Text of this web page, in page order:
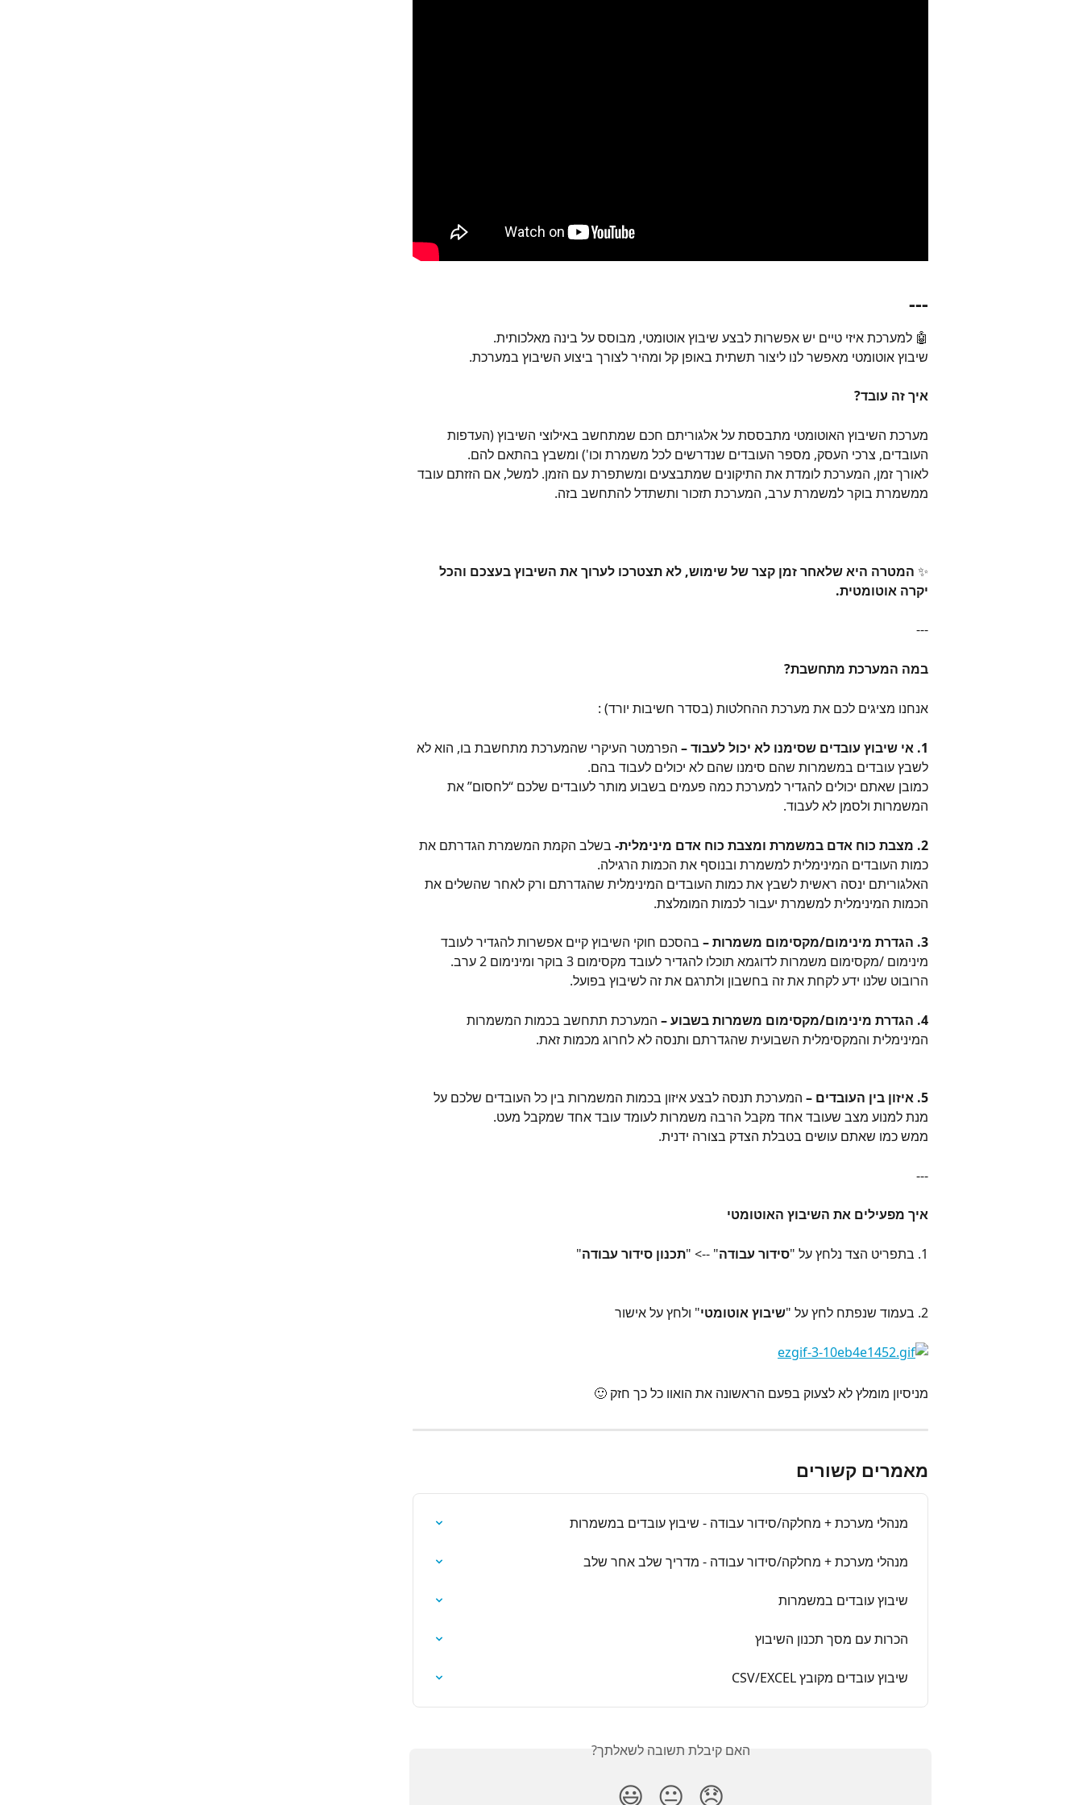
---
🤖 למערכת איזי טיים יש אפשרות לבצע שיבוץ אוטומטי, מבוסס על בינה מאלכותית.
שיבוץ אוטומטי מאפשר לנו ליצור תשתית באופן קל ומהיר לצורך ביצוע השיבוץ במערכת.
איך זה עובד?
מערכת השיבוץ האוטומטי מתבססת על אלגוריתם חכם שמתחשב באילוצי השיבוץ (העדפות
העובדים, צרכי העסק, מספר העובדים שנדרשים לכל משמרת וכו') ומשבץ בהתאם להם.
לאורך זמן, המערכת לומדת את התיקונים שמתבצעים ומשתפרת עם הזמן. למשל, אם הזזתם עובד
ממשמרת בוקר למשמרת ערב, המערכת תזכור ותשתדל להתחשב בזה.
✨ המטרה היא שלאחר זמן קצר של שימוש, לא תצטרכו לערוך את השיבוץ בעצכם והכל
יקרה אוטומטית.
---
במה המערכת מתחשבת?
אנחנו מציגים לכם את מערכת ההחלטות (בסדר חשיבות יורד) :
1. אי שיבוץ עובדים שסימנו לא יכול לעבוד –
הפרמטר העיקרי שהמערכת מתחשבת בו, הוא לא
לשבץ עובדים במשמרות שהם סימנו שהם לא יכולים לעבוד בהם.
כמובן שאתם יכולים להגדיר למערכת כמה פעמים בשבוע מותר לעובדים שלכם “לחסום” את
המשמרות ולסמן לא לעבוד.
2. מצבת כוח אדם במשמרת ומצבת כוח אדם מינימלית-
בשלב הקמת המשמרת הגדרתם את
כמות העובדים המינימלית למשמרת ובנוסף את הכמות הרגילה.
האלגוריתם ינסה ראשית לשבץ את כמות העובדים המינימלית שהגדרתם ורק לאחר שהשלים את
הכמות המינימלית למשמרת יעבור לכמות המומלצת.
3. הגדרת מינימום/מקסימום משמרות –
בהסכם חוקי השיבוץ קיים אפשרות להגדיר לעובד
מינימום /מקסימום משמרות לדוגמא תוכלו להגדיר לעובד מקסימום 3 בוקר ומינימום 2 ערב.
הרובוט שלנו ידע לקחת את זה בחשבון ולתרגם את זה לשיבוץ בפועל.
4. הגדרת מינימום/מקסימום משמרות בשבוע –
המערכת תתחשב בכמות המשמרות
המינימלית והמקסימלית השבועית שהגדרתם ותנסה לא לחרוג מכמות זאת.
5. איזון בין העובדים –
המערכת תנסה לבצע איזון בכמות המשמרות בין כל העובדים שלכם על
מנת למנוע מצב שעובד אחד מקבל הרבה משמרות לעומד עובד אחד שמקבל מעט.
ממש כמו שאתם עושים בטבלת הצדק בצורה ידנית.
---
איך מפעילים את השיבוץ האוטומטי
1. בתפריט הצד נלחץ על " סידור עבודה" --> "תכנון סידור עבודה"
2. בעמוד שנפתח לחץ על " שיבוץ אוטומטי" ולחץ על אישור
מניסיון מומלץ לא לצעוק בפעם הראשונה את הואוו כל כך חזק 🙂
מאמרים קשורים
מנהלי מערכת + מחלקה/סידור עבודה - שיבוץ עובדים במשמרות
מנהלי מערכת + מחלקה/סידור עבודה - מדריך שלב אחר שלב
שיבוץ עובדים במשמרות
הכרות עם מסך תכנון השיבוץ
שיבוץ עובדים מקובץ CSV/EXCEL
האם קיבלת תשובה לשאלתך?
😞
😐
😃